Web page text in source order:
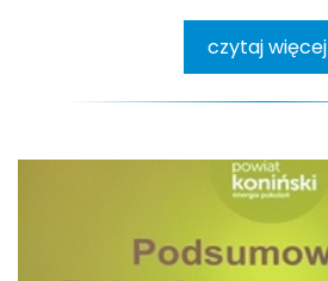
czytaj więcej